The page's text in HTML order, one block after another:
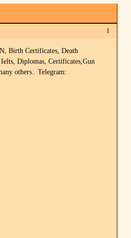
1
Birth Certificates, Death
Diplomas, Certificates,Gun
others.. Telegram: